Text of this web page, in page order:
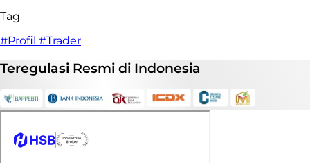
Tag
#Profil #Trader
Teregulasi Resmi di Indonesia